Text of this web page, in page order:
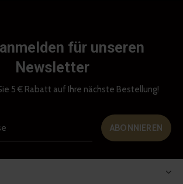
für unseren
Newsletter
5 € Rabatt auf Ihre nächste Bestellung!
ABONNIEREN